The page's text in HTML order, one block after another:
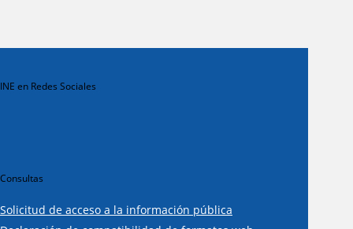
INE en Redes Sociales
Consultas
Solicitud de acceso a la información pública